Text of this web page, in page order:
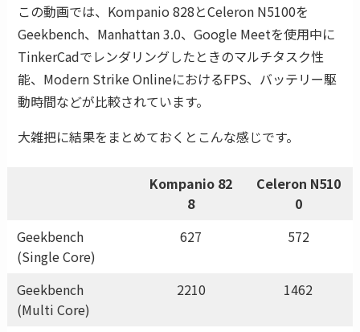
この動画では、Kompanio 828とCeleron N5100を
Geekbench、Manhattan 3.0、Google Meetを使用中に
TinkerCadでレンダリングしたときのマルチタスク性
能、Modern Strike OnlineにおけるFPS、バッテリー駆
動時間などが比較されています。
大雑把に結果をまとめておくとこんな感じです。
Kompanio 82
8
Celeron N510
0
Geekbench
(Single Core)
627 572
Geekbench
(Multi Core)
2210 1462